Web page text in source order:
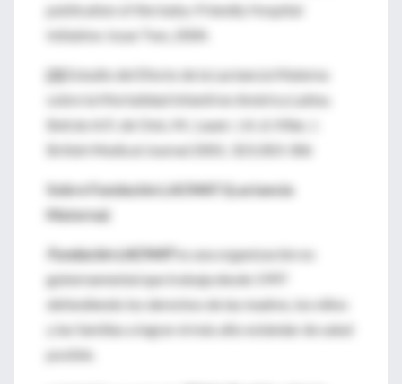
publication of the baby-Friendly Hospital
Initiative. Issue Two, 2004.
[2]Estudio del Efecto de la Lactancia Materna
sobre la Mortalidad Infantil en América Latina.
Betrán A.P.; de Onís, M.; Lauer; J.A. & Villar, J.
British Medical Journal 2001; 323;303-306
Sobre Fundación LACMAT (Lactancia
Materna)
Fundación LACMAT
es una organización no
gubernamental que trabaja desde 1997
defendiendo los derechos de las madres, los niños
y las familias a lograr el más alto estándar de salud
posible.